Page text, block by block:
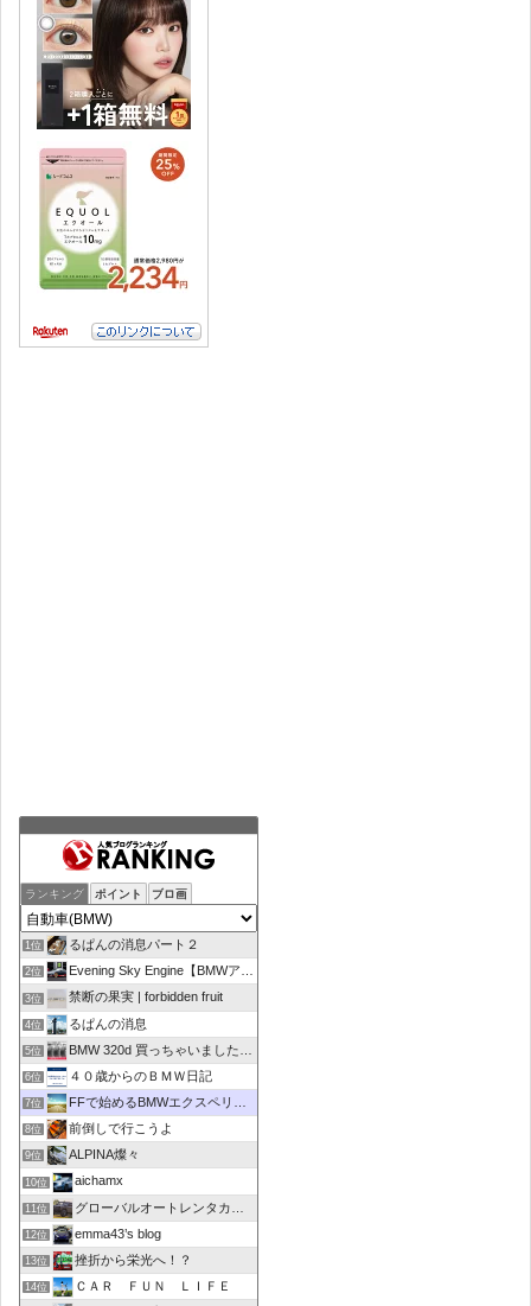
ランキング ポイント ブロ画
1位 るぱんの消息パート２
2位 Evening Sky Engine【BMWアルピナD4】
3位 禁断の果実 | forbidden fruit
4位 るぱんの消息
5位 BMW 320d 買っちゃいました！！
6位 ４０歳からのＢＭＷ日記
7位 FFで始めるBMWエクスペリエンス
8位 前倒しで行こうよ
9位 ALPINA燦々
10位 aichamx
11位 グローバルオートレンタカーブログ
12位 emma43’s blog
13位 挫折から栄光へ！？
14位
ＣＡＲ ＦＵＮ ＬＩＦＥ